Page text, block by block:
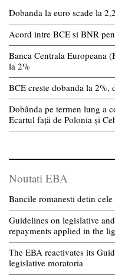
Dobanda la euro scade la
Acord intre BCE si BNR
Banca Centrala Europeana
la 2%
BCE creste dobanda la 2%,
Dobânda pe termen lung a
Ecartul față de Polonia și
Noutati EBA
Bancile romanesti detin
Guidelines on legislative
repayments applied in the
The EBA reactivates its
legislative moratoria